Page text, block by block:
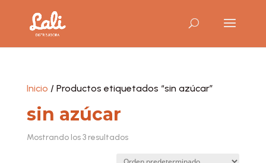
Inicio / Productos etiquetados “sin azúcar”
sin azúcar
Mostrando los 3 resultados